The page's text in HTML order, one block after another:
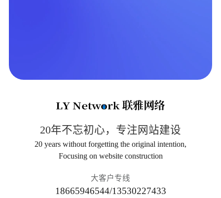
20年不忘初心，专注网站建设
20 years without forgetting the original intention,
Focusing on website construction
大客户专线
18665946544/13530227433